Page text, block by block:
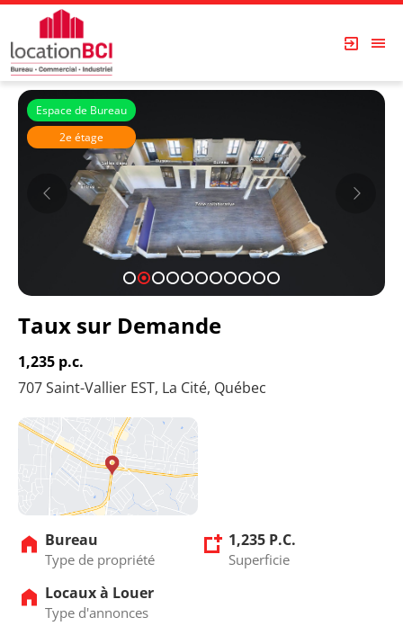
1 2 3 4 5 6 7 8 91011
Espace de Bureau
2e étage
Taux sur Demande
1,235 p.c.
707 Saint-Vallier EST, La Cité, Québec
Bureau
Type de propriété
1,235 P.C.
Superficie
Locaux à Louer
Type d'annonces